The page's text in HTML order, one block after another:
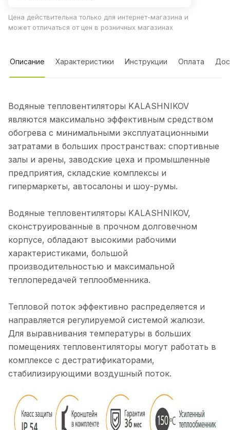
Цена действительна только для интернет-магазина и
может отличаться от цен в розничных магазинах
Описание Характеристики Инструкции Оплата
Водяные тепловентиляторы KALASHNIKOV
являются максимально эффективным средством
обогрева с минимальными эксплуатационными
затратами в больших пространствах: спортивные
залы и арены, заводские цеха и промышленные
предприятия, складские комплексы и
гипермаркеты, автосалоны и шоу-румы.
Водяные тепловентиляторы KALASHNIKOV,
сконструированные в прочном долговечном
корпусе, обладают высокими рабочими
характеристиками, большой
производительностью и максимальной
теплопередачей теплообменника.
Тепловой поток эффективно распределяется и
направляется регулируемой системой жалюзи.
Для выравнивания температуры в больших
помещениях тепловентиляторы могут работать в
комплексе с дестратификаторами,
стабилизирующими воздушный поток.